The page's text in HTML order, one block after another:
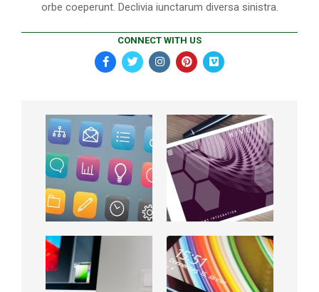
orbe coeperunt. Declivia iunctarum diversa sinistra.
CONNECT WITH US